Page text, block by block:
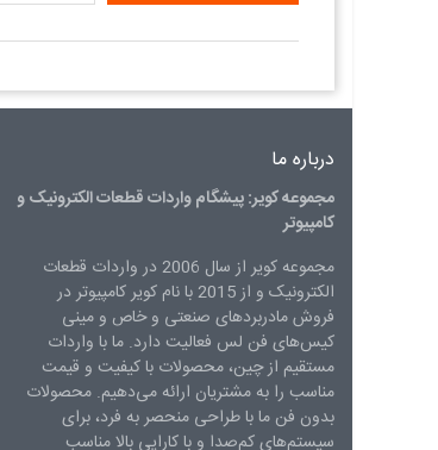
درباره ما
مجموعه کویر: پیشگام واردات قطعات الکترونیک و
کامپیوتر
مجموعه کویر از سال 2006 در واردات قطعات
الکترونیک و از 2015 با نام کویر کامپیوتر در
فروش مادربردهای صنعتی و خاص و مینی
کیس‌های فن لس فعالیت دارد. ما با واردات
مستقیم از چین، محصولات با کیفیت و قیمت
مناسب را به مشتریان ارائه می‌دهیم. محصولات
بدون فن ما با طراحی منحصر به فرد، برای
سیستم‌های کم‌صدا و با کارایی بالا مناسب